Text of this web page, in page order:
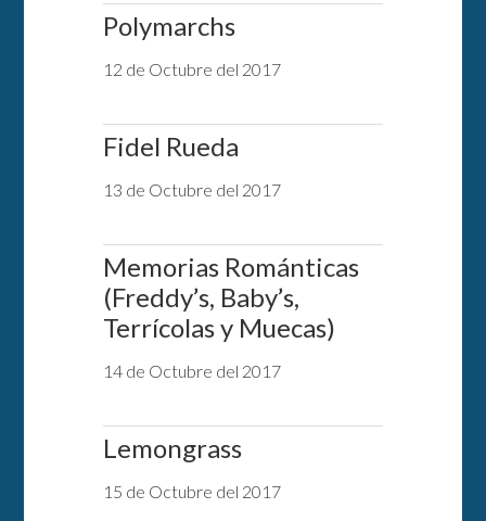
Polymarchs
12 de Octubre del 2017
Fidel Rueda
13 de Octubre del 2017
Memorias Románticas
(Freddy’s, Baby’s,
Terrícolas y Muecas)
14 de Octubre del 2017
Lemongrass
15 de Octubre del 2017